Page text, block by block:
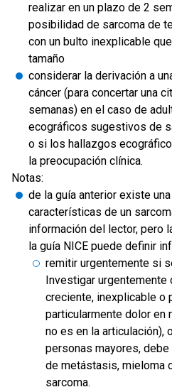
realizar en un plazo de 2
posibilidad de sarcoma de
con un bulto inexplicable
tamaño
considerar la derivación a
cáncer (para concertar una
semanas) en el caso de
ecográficos sugestivos de
o si los hallazgos
la preocupación clínica.
Notas:
de la guía anterior existe
características de un
información del lector, pero
la guía NICE puede definir
remitir urgentemente si
Investigar
creciente, inexplicable o
particularmente dolor
no es en la articulación),
personas mayores,
de metástasis, mieloma
sarcoma.